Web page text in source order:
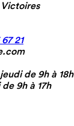
21
de 9h à 18h
9h à 17h